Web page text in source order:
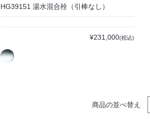
HG39151 湯水混合栓（引棒なし）
¥231,000(税込)
商品の並べ替え